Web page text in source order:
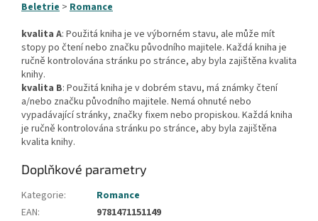
Beletrie > Romance
kvalita A: Použitá kniha je ve výborném stavu, ale může mít
stopy po čtení nebo značku původního majitele. Každá kniha je
ručně kontrolována stránku po stránce, aby byla zajištěna kvalita
knihy.
kvalita B: Použitá kniha je v dobrém stavu, má známky čtení
a/nebo značku původního majitele. Nemá ohnuté nebo
vypadávající stránky, značky fixem nebo propiskou. Každá kniha
je ručně kontrolována stránku po stránce, aby byla zajištěna
kvalita knihy.
Doplňkové parametry
Kategorie:
Romance
EAN:
9781471151149